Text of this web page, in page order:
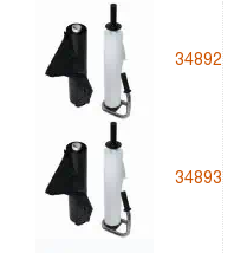
34892
34893